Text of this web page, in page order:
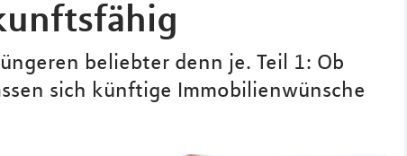
beliebter denn je. Teil 1: Ob
sich künftige Immobilienwünsche